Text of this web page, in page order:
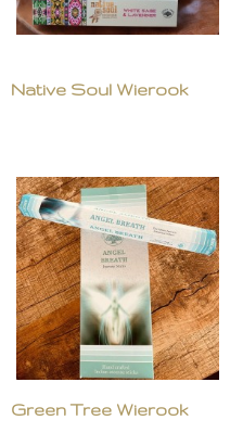
Native Soul Wierook
Green Tree Wierook